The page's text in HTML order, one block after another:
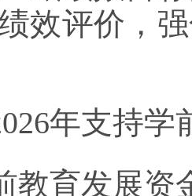
效评价，
年支持
教育发展资